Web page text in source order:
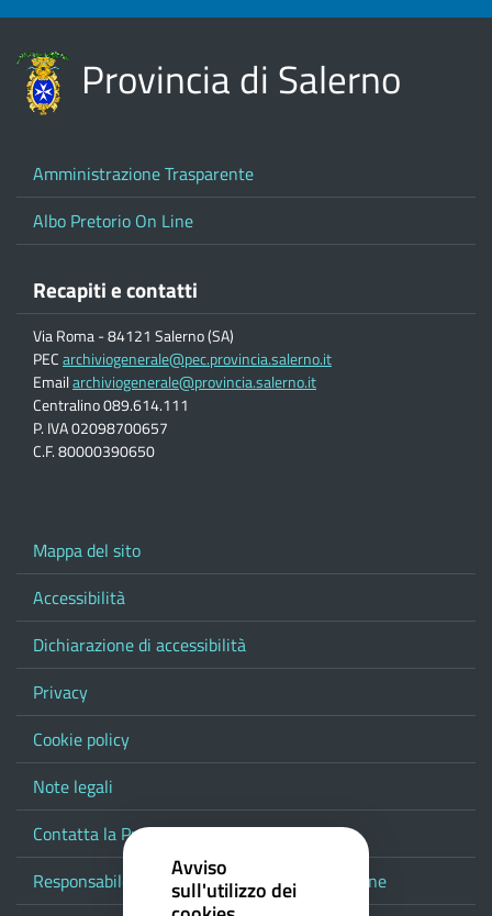
Provincia di Salerno
Amministrazione Trasparente
Albo Pretorio On Line
Recapiti e contatti
Via Roma - 84121 Salerno (SA)
PECarchiviogenerale@pec.provincia.salerno.it
Emailarchiviogenerale@provincia.salerno.it
Centralino 089.614.111
P. IVA 02098700657
C.F. 80000390650
Mappa del sito
Accessibilità
Dichiarazione di accessibilità
Privacy
Cookie policy
Note legali
Contatta la Provincia
Responsabile del procedimento di pubblicazione
Avviso
sull'utilizzo dei